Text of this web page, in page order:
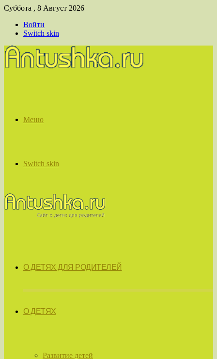
Суббота , 8 Август 2026
Войти
Switch skin
Меню
Switch skin
О ДЕТЯХ ДЛЯ РОДИТЕЛЕЙ
О ДЕТЯХ
Развитие детей